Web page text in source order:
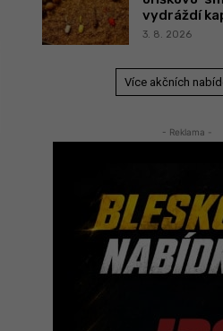
vydráždí
3. 8. 2026
Více akčních
- Reklama -